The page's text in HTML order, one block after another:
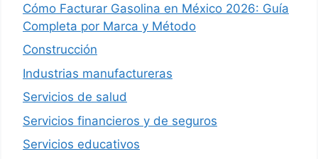
Cómo Facturar Gasolina en México 2026: Guía
Completa por Marca y Método
Construcción
Industrias manufactureras
Servicios de salud
Servicios financieros y de seguros
Servicios educativos